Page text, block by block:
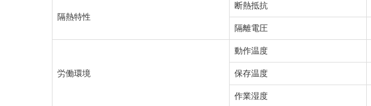
隔熱特性
断熱抵抗
隔離電圧
労働環境
動作温度
保存温度
作業湿度